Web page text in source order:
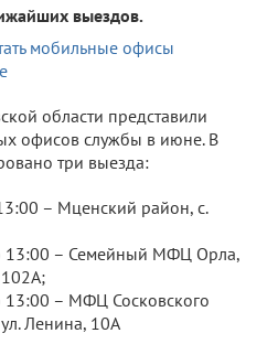
выездов.
области представили
офисов службы в июне. В
три выезда:
– Мценский район, с.
13:00 – Семейный МФЦ Орла,
102А;
– МФЦ Сосковского
Ленина, 10А